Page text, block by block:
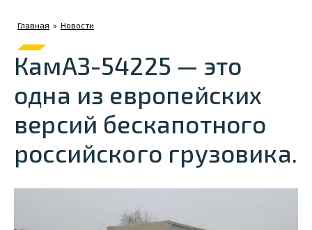
Главная » Новости
КамАЗ-54225 — это
одна из европейских
версий бескапотного
российского грузовика.